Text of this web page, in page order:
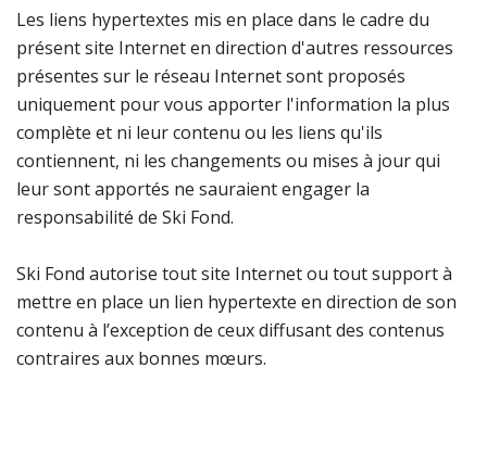
Les liens hypertextes mis en place dans le cadre du
présent site Internet en direction d'autres ressources
présentes sur le réseau Internet sont proposés
uniquement pour vous apporter l'information la plus
complète et ni leur contenu ou les liens qu'ils
contiennent, ni les changements ou mises à jour qui
leur sont apportés ne sauraient engager la
responsabilité de Ski Fond.
Ski Fond autorise tout site Internet ou tout support à
mettre en place un lien hypertexte en direction de son
contenu à l’exception de ceux diffusant des contenus
contraires aux bonnes mœurs.